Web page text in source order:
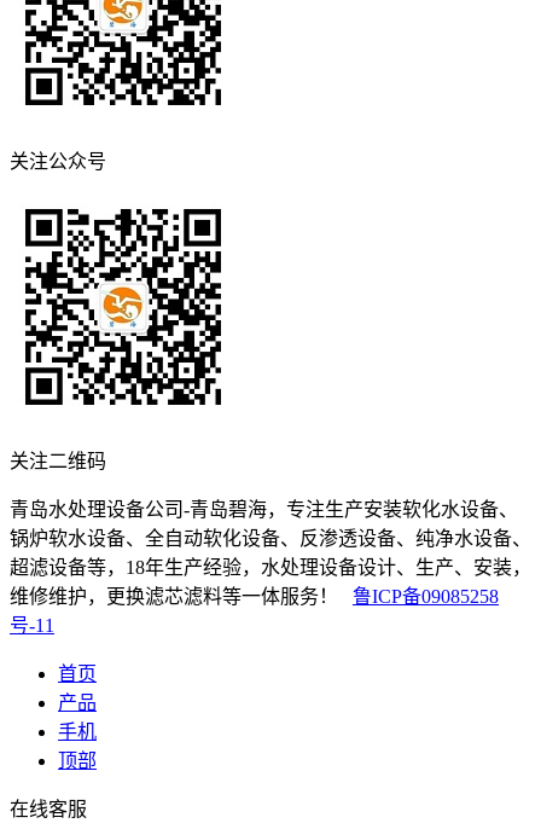
关注公众号
关注二维码
青岛水处理设备公司-青岛碧海，专注生产安装软化水设备、
锅炉软水设备、全自动软化设备、反渗透设备、纯净水设备、
超滤设备等，18年生产经验，水处理设备设计、生产、安装，
维修维护，更换滤芯滤料等一体服务！ 鲁ICP备09085258
号-11
首页
产品
手机
顶部
在线客服